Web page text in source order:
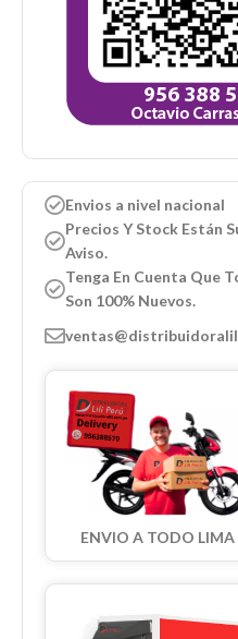
Envios a nivel nacional
Precios Y Stock Están
Aviso.
Tenga En Cuenta Que
Son 100% Nuevos.
ENVIO A TODO LIMA